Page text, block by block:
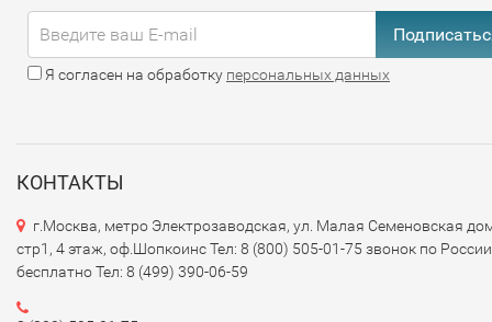
Я согласен на обработку персональных данных
КОНТАКТЫ
г.Москва, метро Электрозаводская, ул. Малая Семеновская
стр1, 4 этаж, оф.Шопкоинс Тел: 8 (800) 505-01-75 звонок по России
бесплатно Тел: 8 (499) 390-06-59